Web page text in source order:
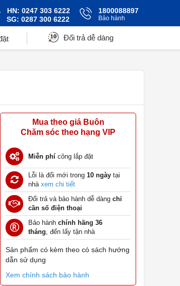
HN: 0247 303 6222
SG: 0287 300 6222
1800088897
Bảo hành
Đổi trả dễ dàng
Mua theo giá Buôn
Chăm sóc theo hạng VIP
Miễn phí công lắp đặt
Lỗi là đổi mới trong 10 ngày tại
nhà xem chi tiết
Đổi trả và bảo hành dễ dàng chỉ
cần số điện thoại
Bảo hành chính hãng 36
tháng, đến lấy tận nhà
Sản phẩm có kèm theo có sách hướng
dẫn sử dụng
Xem chính sách bảo hành